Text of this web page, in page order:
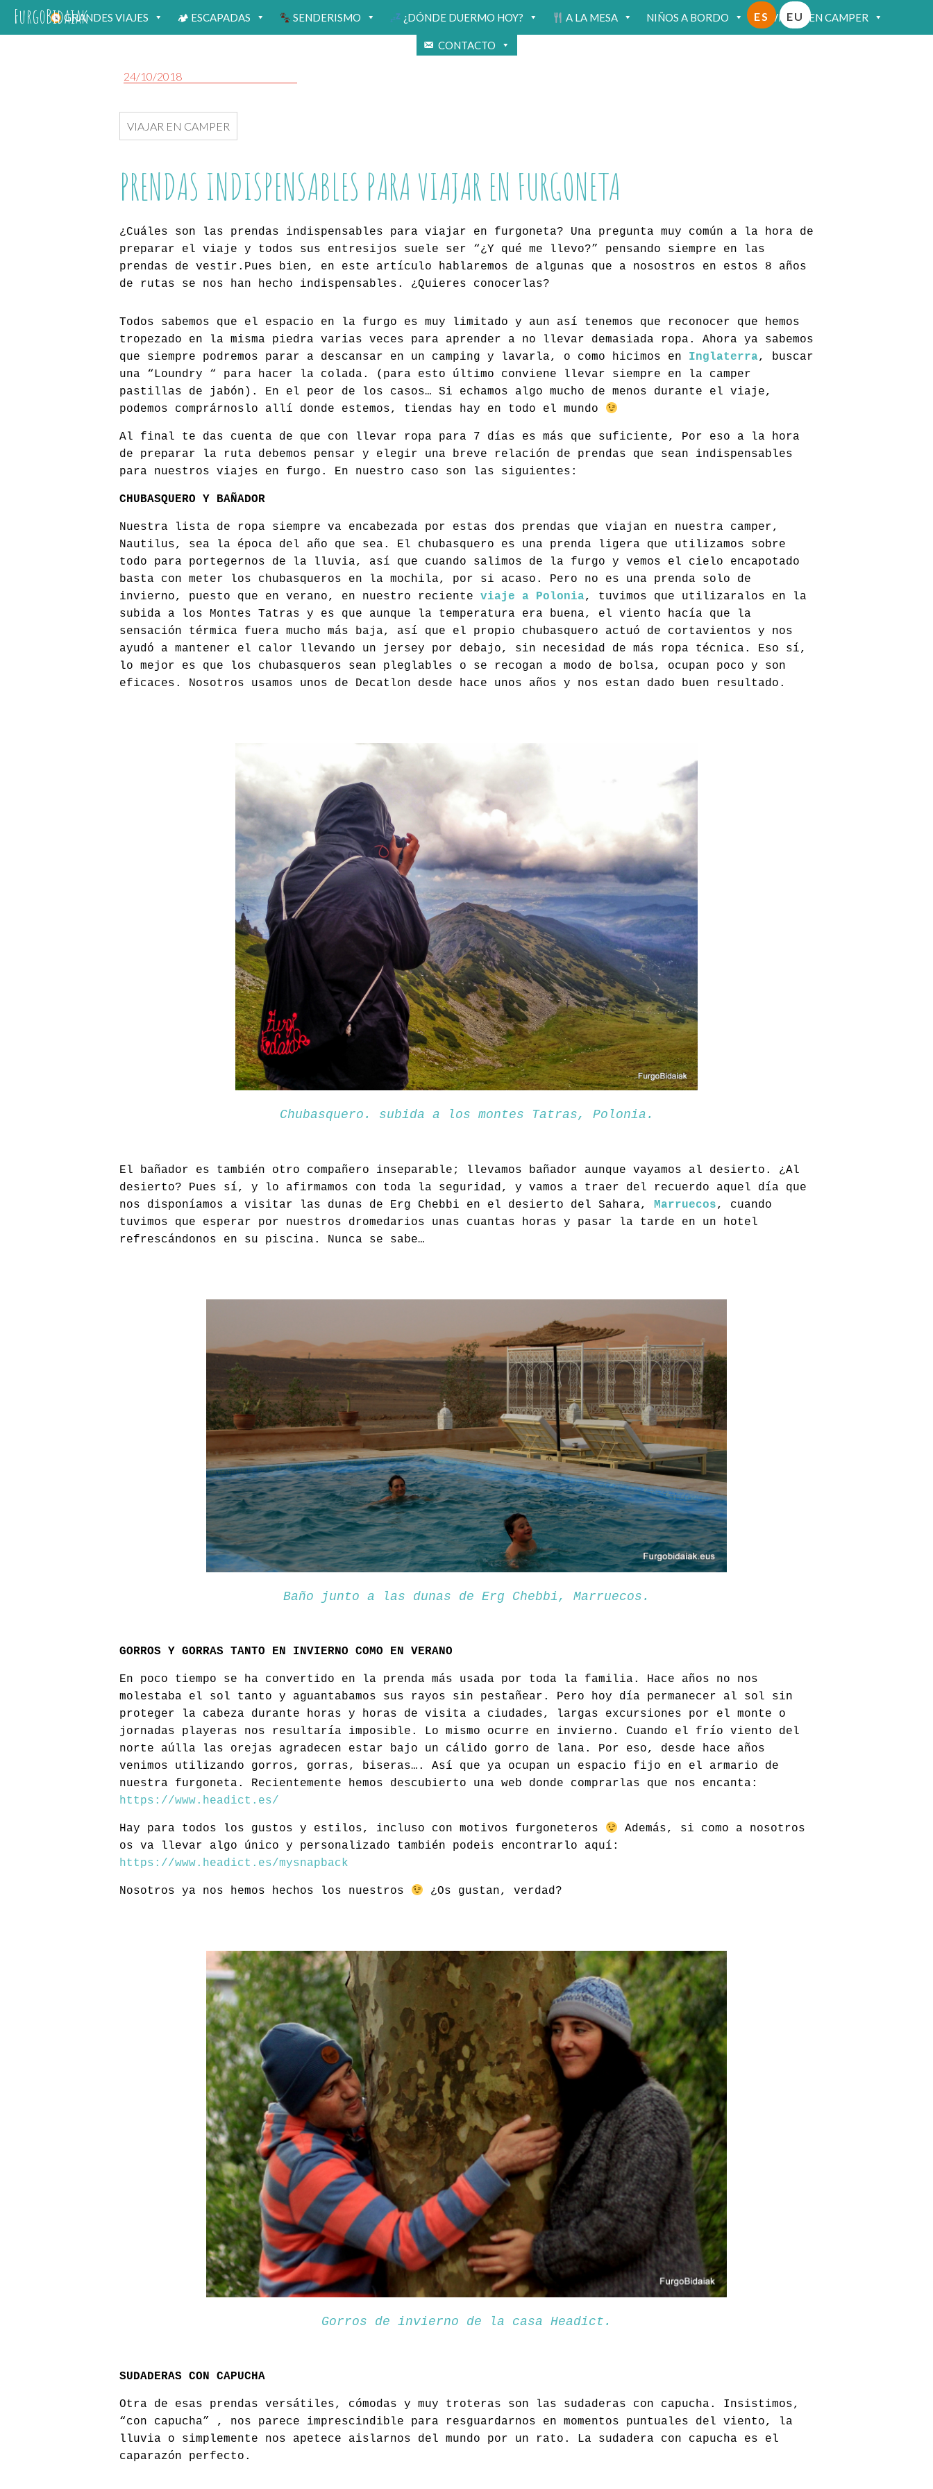
FurgoBidaiakGRANDES VIAJES 🏕 ESCAPADAS SENDERISMO ¿DÓNDE DUERMO HOY? A LA MESA NIÑOS A BORDO VIAJAR EN CAMPER
CONTACTO
ES EU
24/10/2018
VIAJAR EN CAMPER
PRENDAS INDISPENSABLES PARA VIAJAR EN FURGONETA
¿Cuáles son las prendas indispensables para viajar en furgoneta? Una pregunta muy común a la hora de
preparar el viaje y todos sus entresijos suele ser “¿Y qué me llevo?” pensando siempre en las
prendas de vestir.Pues bien, en este artículo hablaremos de algunas que a nosostros en estos 8 años
de rutas se nos han hecho indispensables. ¿Quieres conocerlas?
Todos sabemos que el espacio en la furgo es muy limitado y aun así tenemos que reconocer que hemos
tropezado en la misma piedra varias veces para aprender a no llevar demasiada ropa. Ahora ya sabemos
que siempre podremos parar a descansar en un camping y lavarla, o como hicimos en Inglaterra, buscar
una “Loundry “ para hacer la colada. (para esto último conviene llevar siempre en la camper
pastillas de jabón). En el peor de los casos… Si echamos algo mucho de menos durante el viaje,
podemos comprárnoslo allí donde estemos, tiendas hay en todo el mundo
Al final te das cuenta de que con llevar ropa para 7 días es más que suficiente, Por eso a la hora
de preparar la ruta debemos pensar y elegir una breve relación de prendas que sean indispensables
para nuestros viajes en furgo. En nuestro caso son las siguientes:
CHUBASQUERO Y BAÑADOR
Nuestra lista de ropa siempre va encabezada por estas dos prendas que viajan en nuestra camper,
Nautilus, sea la época del año que sea. El chubasquero es una prenda ligera que utilizamos sobre
todo para portegernos de la lluvia, así que cuando salimos de la furgo y vemos el cielo encapotado
basta con meter los chubasqueros en la mochila, por si acaso. Pero no es una prenda solo de
invierno, puesto que en verano, en nuestro reciente viaje a Polonia, tuvimos que utilizaralos en la
subida a los Montes Tatras y es que aunque la temperatura era buena, el viento hacía que la
sensación térmica fuera mucho más baja, así que el propio chubasquero actuó de cortavientos y nos
ayudó a mantener el calor llevando un jersey por debajo, sin necesidad de más ropa técnica. Eso sí,
lo mejor es que los chubasqueros sean pleglables o se recogan a modo de bolsa, ocupan poco y son
eficaces. Nosotros usamos unos de Decatlon desde hace unos años y nos estan dado buen resultado.
Chubasquero. subida a los montes Tatras, Polonia.
El bañador es también otro compañero inseparable; llevamos bañador aunque vayamos al desierto. ¿Al
desierto? Pues sí, y lo afirmamos con toda la seguridad, y vamos a traer del recuerdo aquel día que
nos disponíamos a visitar las dunas de Erg Chebbi en el desierto del Sahara, Marruecos, cuando
tuvimos que esperar por nuestros dromedarios unas cuantas horas y pasar la tarde en un hotel
refrescándonos en su piscina. Nunca se sabe…
Baño junto a las dunas de Erg Chebbi, Marruecos.
GORROS Y GORRAS TANTO EN INVIERNO COMO EN VERANO
En poco tiempo se ha convertido en la prenda más usada por toda la familia. Hace años no nos
molestaba el sol tanto y aguantabamos sus rayos sin pestañear. Pero hoy día permanecer al sol sin
proteger la cabeza durante horas y horas de visita a ciudades, largas excursiones por el monte o
jornadas playeras nos resultaría imposible. Lo mismo ocurre en invierno. Cuando el frío viento del
norte aúlla las orejas agradecen estar bajo un cálido gorro de lana. Por eso, desde hace años
venimos utilizando gorros, gorras, biseras…. Así que ya ocupan un espacio fijo en el armario de
nuestra furgoneta. Recientemente hemos descubierto una web donde comprarlas que nos encanta:
https://www.headict.es/
Hay para todos los gustos y estilos, incluso con motivos furgoneteros
Además, si como a nosotros
os va llevar algo único y personalizado también podeis encontrarlo aquí:
https://www.headict.es/mysnapback
Nosotros ya nos hemos hechos los nuestros ¿Os gustan, verdad?
Gorros de invierno de la casa Headict.
SUDADERAS CON CAPUCHA
Otra de esas prendas versátiles, cómodas y muy troteras son las sudaderas con capucha. Insistimos,
“con capucha” , nos parece imprescindible para resguardarnos en momentos puntuales del viento, la
lluvia o simplemente nos apetece aislarnos del mundo por un rato. La sudadera con capucha es el
caparazón perfecto.